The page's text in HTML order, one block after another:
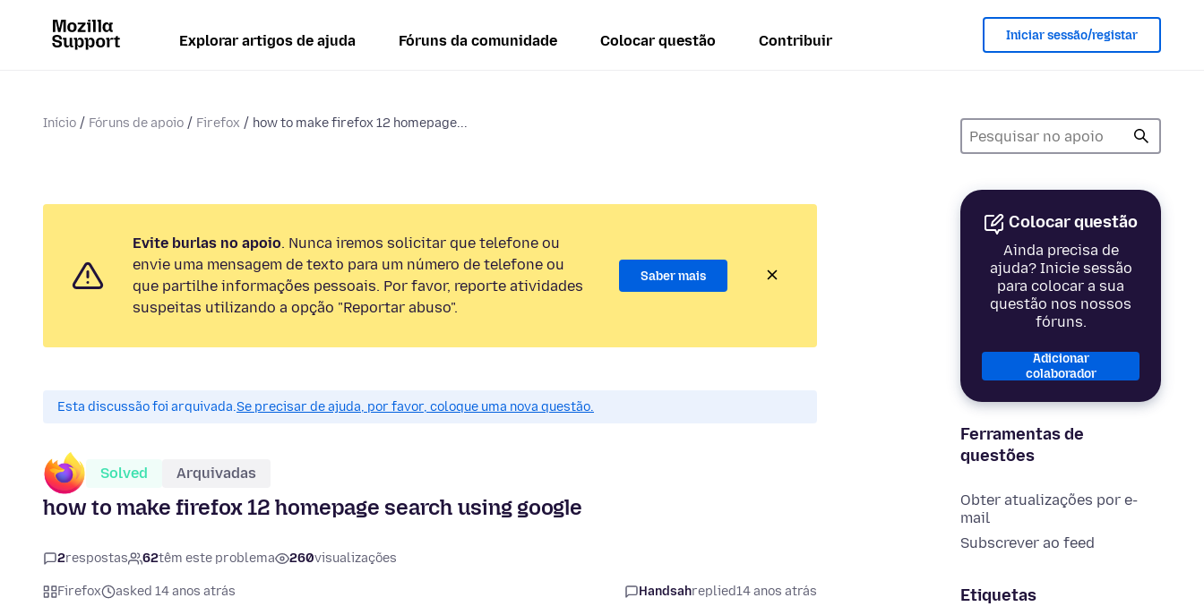
Explorar artigos de ajuda Fóruns da comunidade Colocar questão Contribuir Iniciar sessão/registar
Início Fóruns de apoio Firefox how to make firefox 12 homepage...
Colocar questão
Ainda precisa de
ajuda? Inicie sessão
para colocar a sua
questão nos nossos
fóruns.
Adicionar
colaborador
Ferramentas de
questões
Obter atualizações por e-
mail
Subscrever ao feed
Etiquetas
Evite burlas no apoio. Nunca iremos solicitar que telefone ou
envie uma mensagem de texto para um número de telefone ou
que partilhe informações pessoais. Por favor, reporte atividades
suspeitas utilizando a opção "Reportar abuso".
Saber mais
Esta discussão foi arquivada.Se precisar de ajuda, por favor, coloque uma nova questão.
Solved Arquivadas
how to make firefox 12 homepage search using google
2respostas 62têm este problema 260visualizações
Firefox asked 14 anos atrás Handsahreplied14 anos atrás